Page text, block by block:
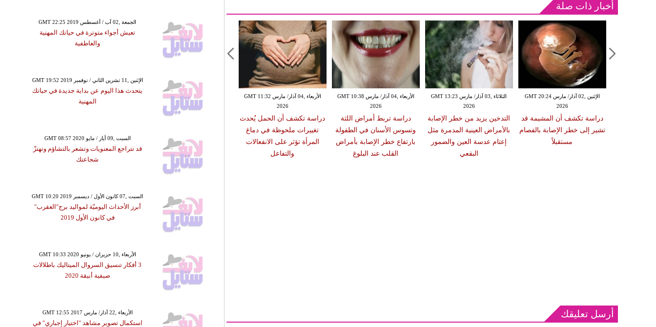
أخبار ذات صلة
الأربعاء ,04 آذار/ مارس GMT 11:32
2026
دراسة تكشف أن الحمل يُحدث
تغييرات ملحوظة في دماغ
المرأة تؤثر على الانفعالات
والتفاعل
الأربعاء ,04 آذار/ مارس GMT 10:38
2026
دراسة تربط أمراض اللثة
وتسوس الأسنان في الطفولة
بارتفاع خطر الإصابة بأمراض
القلب عند البلوغ
الثلاثاء ,03 آذار/ مارس GMT 13:23
2026
التدخين يزيد من خطر الإصابة
بالأمراض العينية المدمرة مثل
إعتام عدسة العين والضمور
البقعي
الإثنين ,02 آذار/ مارس GMT 20:24
2026
دراسة تكشف أن المشيمة قد
تشير إلى خطر الإصابة بالفصام
مستقبلاً
أرسل تعليقك
GMT 22:25 2019 الجمعة ,02 آب / أغسطس
تعيش أجواء متوترة في حياتك المهنية
والعاطفية
GMT 19:52 2019 الإثنين ,11 تشرين الثاني / نوفمبر
يتحدث هذا اليوم عن بداية جديدة في حياتك
المهنية
GMT 08:57 2020 السبت ,09 أيار / مايو
قد تتراجع المعنويات وتشعر بالتشاؤم وتهتزّ
شجاعتك
GMT 10:20 2019 السبت ,07 كانون الأول / ديسمبر
أبرز الأحداث اليوميّة لمواليد برج"العقرب"
في كانون الأول 2019
GMT 10:33 2020 الأربعاء ,10 حزيران / يونيو
3 أفكار تنسيق السروال الميتاليك باطلالات
صيفية أنيقة 2020
GMT 12:55 2017 الأربعاء ,22 آذار/ مارس
استكمال تصوير مشاهد "اختيار إجباري" في